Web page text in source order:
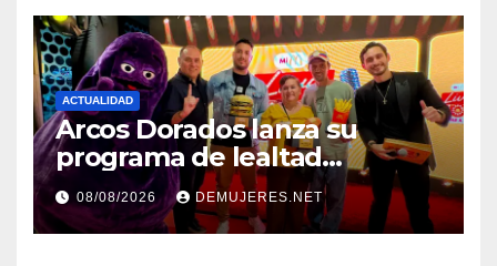
ACTUALIDAD
Arcos Dorados lanza su
programa de lealtad
‘MiMcDonald’s y reconoce a
tres de sus clientes más
leales de Panamá
08/08/2026 DEMUJERES.NET